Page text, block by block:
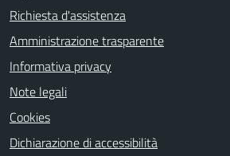
Richiesta d'assistenza
Amministrazione trasparente
Informativa privacy
Note legali
Cookies
Dichiarazione di accessibilità